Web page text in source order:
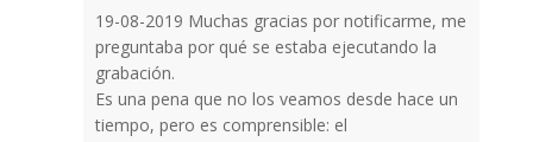
19-08-2019 Muchas gracias por notificarme, me
preguntaba por qué se estaba ejecutando la
grabación.
Es una pena que no los veamos desde hace un
tiempo, pero es comprensible: el